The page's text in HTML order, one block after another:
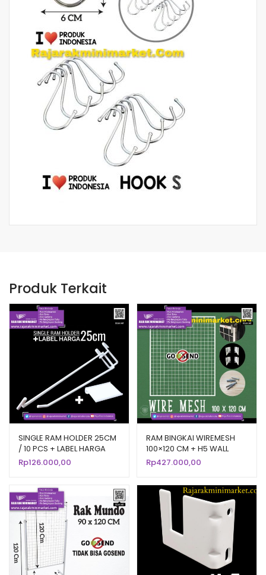
Produk Terkait
SINGLE RAM HOLDER 25CM
/ 10 PCS + LABEL HARGA
6CM
Rp126.000,00
RAM BINGKAI WIREMESH
100×120 CM + H5 WALL
PUTIH | Rak Dinding
Gantung Mundo Toko
Rp427.000,00